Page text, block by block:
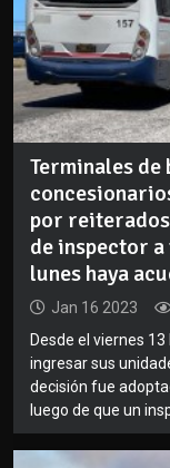
Terminales
por
de inspector
lunes haya
Jan 16 2023
Desde el viernes
ingresar sus
decisión fue
luego de que un